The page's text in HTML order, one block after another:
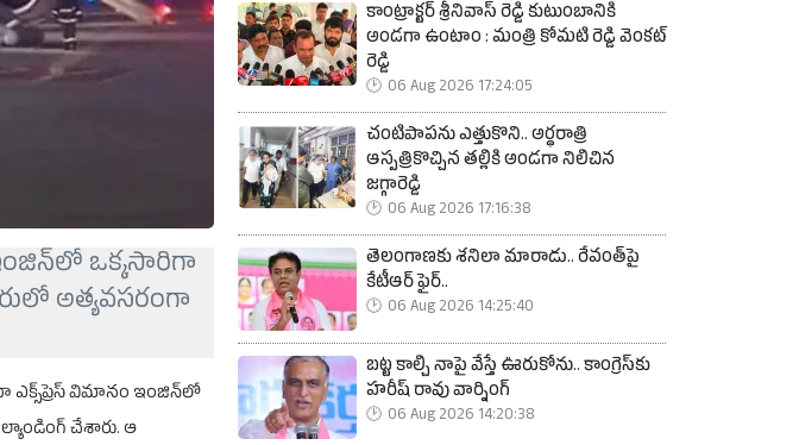
ఒక్కసారిగా
అత్యవసరంగా
ఎక్స్‌ప్రెస్ విమానం ఇంజిన్‌లో
చేశారు. ఆ
కాంట్రాక్టర్ శ్రీనివాస్ రెడ్డి కుటుంబానికి
అండగా ఉంటాం : మంత్రి కోమటి రెడ్డి వెంకట్
రెడ్డి
06 Aug 2026 17:24:05
చంటిపాపను ఎత్తుకొని.. అర్ధరాత్రి
ఆస్పత్రికొచ్చిన తల్లికి అండగా నిలిచిన
జగ్గారెడ్డి
06 Aug 2026 17:16:38
తెలంగాణకు శనిలా మారాడు.. రేవంత్‌పై
కేటీఆర్ ఫైర్..
06 Aug 2026 14:25:40
బట్ట కాల్చి నాపై వేస్తే ఊరుకోను.. కాంగ్రెస్‌కు
హరీష్ రావు వార్నింగ్
06 Aug 2026 14:20:38